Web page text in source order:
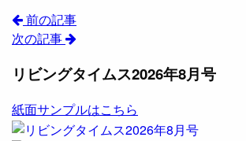
前の記事
次の記事
リビングタイムス2026年8月号
紙面サンプルはこちら